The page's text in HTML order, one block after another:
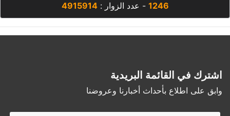
1246 - عدد الزوار :4915914
اشترك في القائمة البريدية
وابق على اطلاع بأحداث أخبارنا وعروضنا